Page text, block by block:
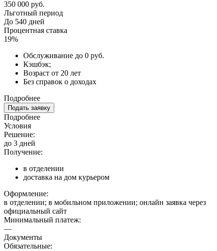
350 000 руб.
Льготный период
До 540 дней
Процентная ставка
19%
Обслуживание до 0 руб.
Кэшбэк;
Возраст от 20 лет
Без справок о доходах
Подробнее
Подать заявку
Подробнее
Условия
Решение:
до 3 дней
Получение:
в отделении
доставка на дом курьером
Оформление:
в отделении; в мобильном приложении; онлайн заявка через
официальный сайт
Минимальный платеж:
—
Документы
Обязательные: